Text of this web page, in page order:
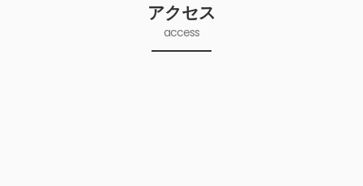
アクセス
access